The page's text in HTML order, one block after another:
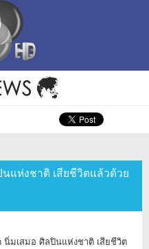
แห่งชาติ เสียชีวิตแล้วด้วย
นิ่มเสมอ ศิลปินแห่งชาติ เสียชีวิต